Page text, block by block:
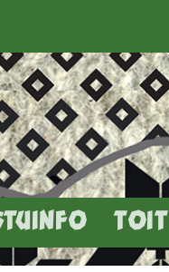
TOIT